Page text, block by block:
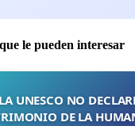
le pueden interesar
UNESCO NO
DE LA